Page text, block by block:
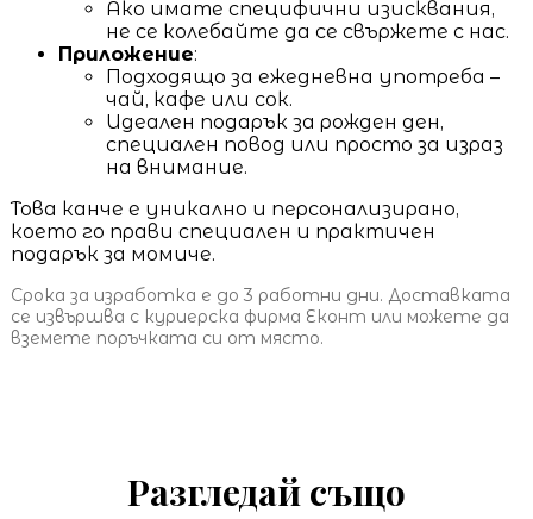
Ако имате специфични изисквания,
не се колебайте да се свържете с нас.
Приложение:
Подходящо за ежедневна употреба –
чай, кафе или сок.
Идеален подарък за рожден ден,
специален повод или просто за израз
на внимание.
Това канче е уникално и персонализирано,
което го прави специален и практичен
подарък за момиче.
Срока за изработка е до 3 работни дни. Доставката
се извършва с куриерска фирма Еконт или можете да
вземете поръчката си от място.
Разгледай също